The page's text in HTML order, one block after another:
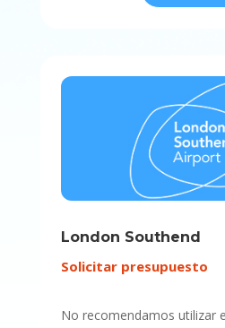
London Southend
Solicitar presupuesto
No recomendamos utilizar